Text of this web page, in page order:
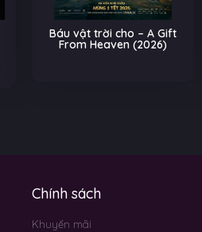
Báu vật trời cho – A Gift
From Heaven (2026)
Chính sách
Khuyến mãi